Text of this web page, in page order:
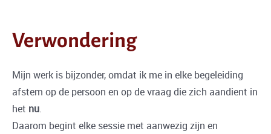
Verwondering
Mijn werk is bijzonder, omdat ik me in elke begeleiding
afstem op de persoon en op de vraag die zich aandient in
het nu.
Daarom begint elke sessie met aanwezig zijn en